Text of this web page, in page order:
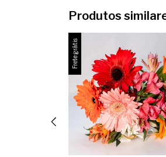
Produtos
Frete grátis